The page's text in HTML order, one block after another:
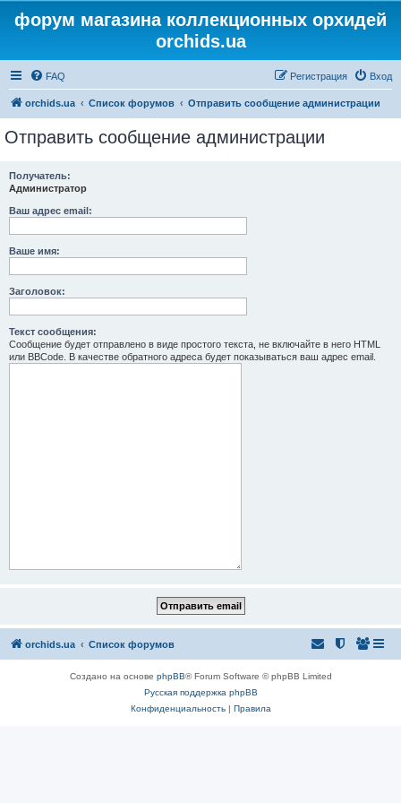
форум магазина коллекционных орхидей
orchids.ua
FAQ Вход
Регистрация
orchids.ua Список форумов Отправить сообщение администрации
Отправить сообщение администрации
Получатель:
Администратор
Ваш адрес email:
Ваше имя:
Заголовок:
Текст сообщения:
Сообщение будет отправлено в виде простого текста, не включайте в него HTML
или BBCode. В качестве обратного адреса будет показываться ваш адрес email.
orchids.ua Список форумов
Создано на основе phpBB® Forum Software © phpBB Limited
Русская поддержка phpBB
Конфиденциальность| Правила